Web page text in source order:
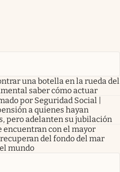
una botella en la rueda del
saber cómo actuar
por Seguridad Social |
a quienes hayan
pero adelanten su jubilación
encuentran con el mayor
del fondo del mar
mundo